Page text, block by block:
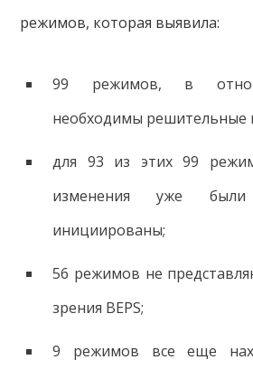
режимов, которая выявила:
99 режимов, в
необходимы решительные
для 93 из этих 99
изменения уже
инициированы;
56 режимов не
зрения BEPS;
9 режимов все еще